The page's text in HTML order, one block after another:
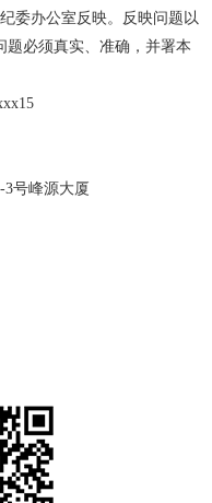
委办公室反映。反映问题以
题必须真实、准确，并署本
号峰源大厦